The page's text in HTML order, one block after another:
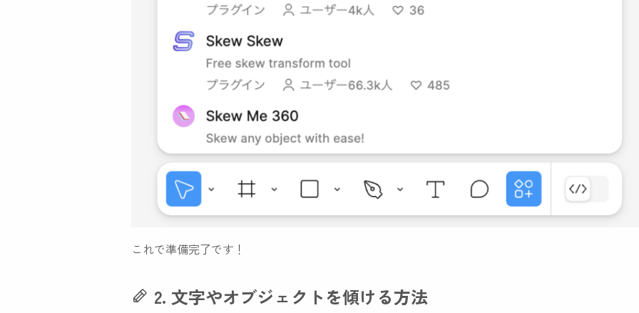
これで準備完了です！
2. 文字やオブジェクトを傾ける方法